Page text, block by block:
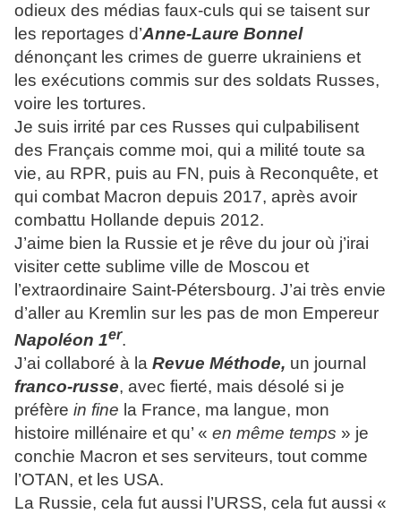
odieux des médias faux-culs qui se taisent sur
les reportages d’Anne-Laure Bonnel
dénonçant les crimes de guerre ukrainiens et
les exécutions commis sur des soldats Russes,
voire les tortures.
Je suis irrité par ces Russes qui culpabilisent
des Français comme moi, qui a milité toute sa
vie, au RPR, puis au FN, puis à Reconquête, et
qui combat Macron depuis 2017, après avoir
combattu Hollande depuis 2012.
J’aime bien la Russie et je rêve du jour où j’irai
visiter cette sublime ville de Moscou et
l’extraordinaire Saint-Pétersbourg. J’ai très envie
d’aller au Kremlin sur les pas de mon Empereur
Napoléon 1er.
J’ai collaboré à la Revue Méthode, un journal
franco-russe, avec fierté, mais désolé si je
préfère in fine la France, ma langue, mon
histoire millénaire et qu’ « en même temps » je
conchie Macron et ses serviteurs, tout comme
l’OTAN, et les USA.
La Russie, cela fut aussi l’URSS, cela fut aussi «